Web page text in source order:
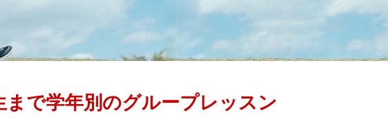
まで学年別のグループレッスン